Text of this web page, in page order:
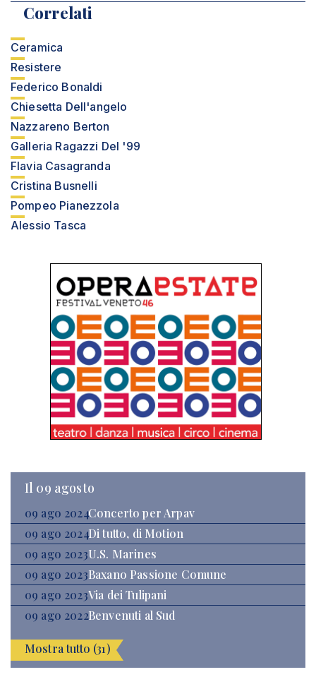
Correlati
Ceramica
Resistere
Federico Bonaldi
Chiesetta Dell'angelo
Nazzareno Berton
Galleria Ragazzi Del '99
Flavia Casagranda
Cristina Busnelli
Pompeo Pianezzola
Alessio Tasca
Il 09 agosto
09 ago 2024Concerto per Arpav
09 ago 2024Di tutto, di Motion
09 ago 2023U.S. Marines
09 ago 2023Baxano Passione Comune
09 ago 2023Via dei Tulipani
09 ago 2022Benvenuti al Sud
Mostra tutto (31)